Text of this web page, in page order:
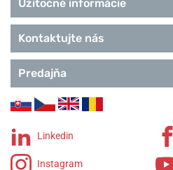
Užitočné informácie
Kontaktujte nás
Predajňa
Linkedin
Instagram